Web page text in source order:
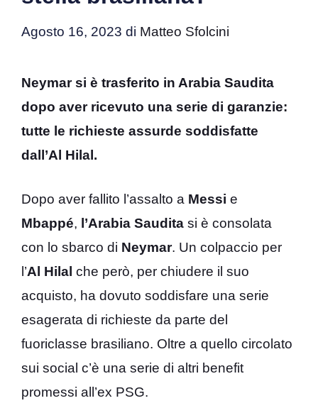
Agosto 16, 2023 di Matteo Sfolcini
Neymar si è trasferito in Arabia Saudita
dopo aver ricevuto una serie di garanzie:
tutte le richieste assurde soddisfatte
dall’Al Hilal.
Dopo aver fallito l’assalto a Messi e
Mbappé, l’Arabia Saudita si è consolata
con lo sbarco di Neymar. Un colpaccio per
l’Al Hilal che però, per chiudere il suo
acquisto, ha dovuto soddisfare una serie
esagerata di richieste da parte del
fuoriclasse brasiliano. Oltre a quello circolato
sui social c’è una serie di altri benefit
promessi all’ex PSG.